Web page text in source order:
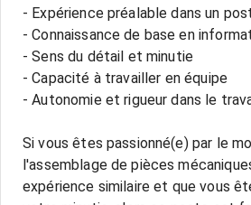
- Expérience préalable dans un
- Connaissance de base en
- Sens du détail et minutie
- Capacité à travailler en équipe
- Autonomie et rigueur dans le
Si vous êtes passionné(e) par le
l'assemblage de pièces
expérience similaire et que vous